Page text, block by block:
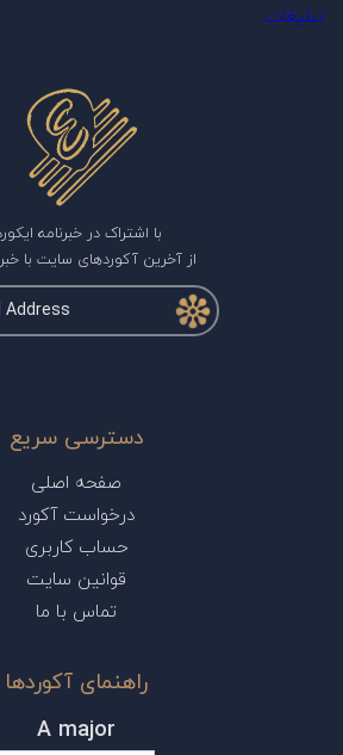
تبلیغات
با اشتراک در خبرنامه
از آخرین آکوردهای سایت با
دسترسی سریع
صفحه اصلی
درخواست آکورد
حساب کاربری
قوانین سایت
تماس با ما
راهنمای آکوردها
A major